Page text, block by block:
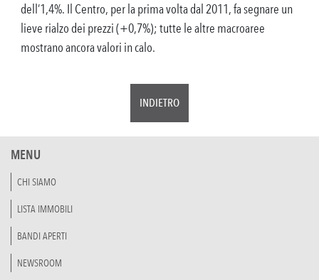
dell’1,4%. Il Centro, per la prima volta dal 2011, fa segnare un
lieve rialzo dei prezzi (+0,7%); tutte le altre macroaree
mostrano ancora valori in calo.
INDIETRO
MENU
CHI SIAMO
LISTA IMMOBILI
BANDI APERTI
NEWSROOM